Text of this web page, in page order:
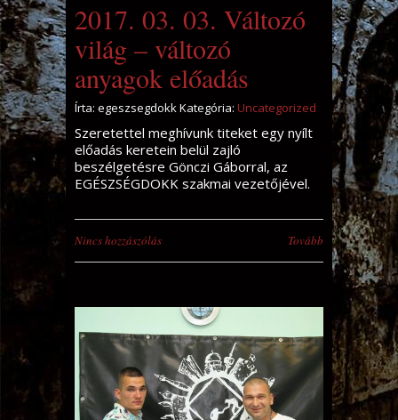
2017. 03. 03. Változó
világ – változó
anyagok előadás
Írta: egeszsegdokk Kategória: Uncategorized
Szeretettel meghívunk titeket egy nyílt
előadás keretein belül zajló
beszélgetésre Gönczi Gáborral, az
EGÉSZSÉGDOKK szakmai vezetőjével.
Nincs hozzászólás Tovább